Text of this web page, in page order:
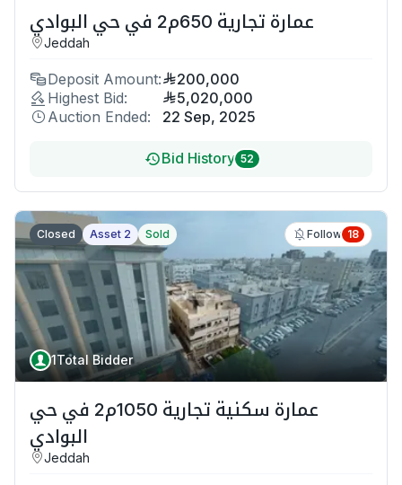
عمارة تجارية 650م2 في حي البوادي
Jeddah
Deposit Amount:
200,000
Highest Bid:
5,020,000
Auction Ended:
22 Sep, 2025
Bid History 52
Closed Asset 2 Sold Follow 18
1Total Bidder
عمارة سكنية تجارية 1050م2 في حي
البوادي
Jeddah